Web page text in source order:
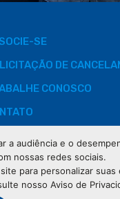
SE
DE
CONOSCO
JUDICIAIS
a audiência e o
nossas redes sociais.
para personalizar suas
nosso Aviso de